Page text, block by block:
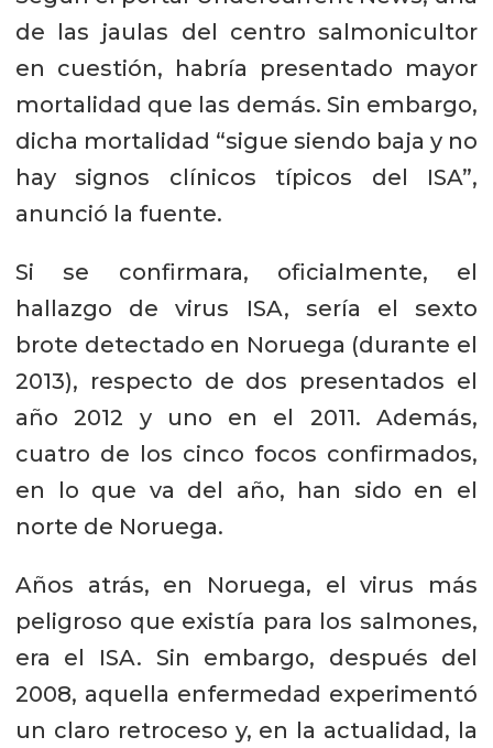
de las jaulas del centro salmonicultor
en cuestión, habría presentado mayor
mortalidad que las demás. Sin embargo,
dicha mortalidad “sigue siendo baja y no
hay signos clínicos típicos del ISA”,
anunció la fuente.
Si se confirmara, oficialmente, el
hallazgo de virus ISA, sería el sexto
brote detectado en Noruega (durante el
2013), respecto de dos presentados el
año 2012 y uno en el 2011. Además,
cuatro de los cinco focos confirmados,
en lo que va del año, han sido en el
norte de Noruega.
Años atrás, en Noruega, el virus más
peligroso que existía para los salmones,
era el ISA. Sin embargo, después del
2008, aquella enfermedad experimentó
un claro retroceso y, en la actualidad, la